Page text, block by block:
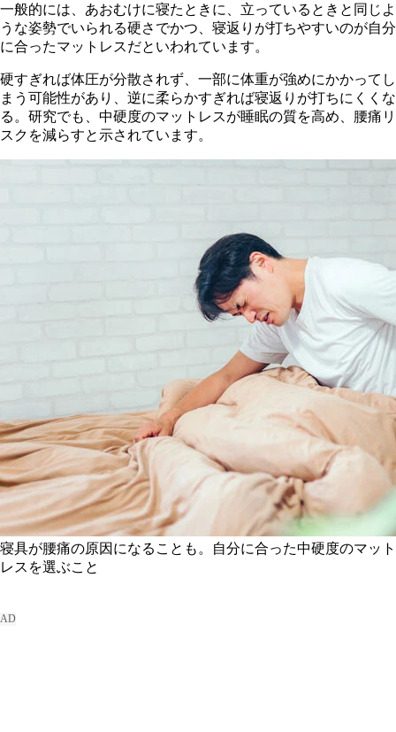
一般的には、あおむけに寝たときに、立っているときと同じよ
うな姿勢でいられる硬さでかつ、寝返りが打ちやすいのが自分
に合ったマットレスだといわれています。
硬すぎれば体圧が分散されず、一部に体重が強めにかかってし
まう可能性があり、逆に柔らかすぎれば寝返りが打ちにくくな
る。研究でも、中硬度のマットレスが睡眠の質を高め、腰痛リ
スクを減らすと示されています。
寝具が腰痛の原因になることも。自分に合った中硬度のマット
レスを選ぶこと